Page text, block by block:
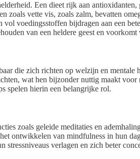
Een dieet rijk aan antioxidanten,
zoals vette vis, zoals zalm, bevatten
voedingsstoffen bijdragen aan een
van een heldere geest en voorkomt
die zich richten op welzijn en mentale
wat hen bijzonder nuttig maakt voor
spelen hierin een belangrijke rol.
zoals geleide meditaties en
ontwikkelen van mindfulness in hun
stressniveaus verlagen en zich beter